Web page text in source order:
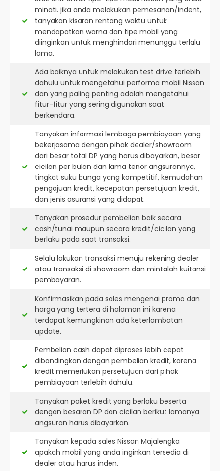
minati. jika anda melakukan pemesanan/indent,
tanyakan kisaran rentang waktu untuk
mendapatkan warna dan tipe mobil yang
diinginkan untuk menghindari menunggu terlalu
lama.
Ada baiknya untuk melakukan test drive terlebih
dahulu untuk mengetahui performa mobil Nissan
dan yang paling penting adalah mengetahui
fitur-fitur yang sering digunakan saat
berkendara.
Tanyakan informasi lembaga pembiayaan yang
bekerjasama dengan pihak dealer/showroom
dari besar total DP yang harus dibayarkan, besar
cicilan per bulan dan lama tenor angsurannya,
tingkat suku bunga yang kompetitif, kemudahan
pengajuan kredit, kecepatan persetujuan kredit,
dan jenis asuransi yang didapat.
Tanyakan prosedur pembelian baik secara
cash/tunai maupun secara kredit/cicilan yang
berlaku pada saat transaksi.
Selalu lakukan transaksi menuju rekening dealer
atau transaksi di showroom dan mintalah kuitansi
pembayaran.
Konfirmasikan pada sales mengenai promo dan
harga yang tertera di halaman ini karena
terdapat kemungkinan ada keterlambatan
update.
Pembelian cash dapat diproses lebih cepat
dibandingkan dengan pembelian kredit, karena
kredit memerlukan persetujuan dari pihak
pembiayaan terlebih dahulu.
Tanyakan paket kredit yang berlaku beserta
dengan besaran DP dan cicilan berikut lamanya
angsuran harus dibayarkan.
Tanyakan kepada sales Nissan Majalengka
apakah mobil yang anda inginkan tersedia di
dealer atau harus inden.